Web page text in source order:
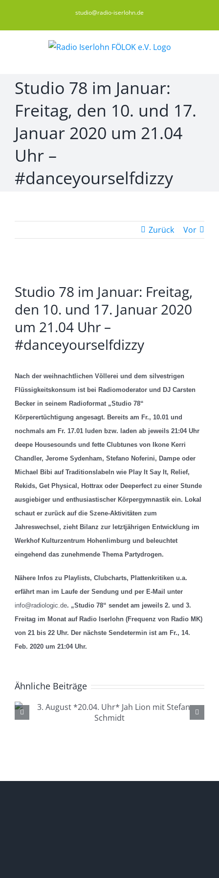
springen
studio@radio-iserlohn.de
Studio 78 im Januar:
Freitag, den 10. und 17.
Januar 2020 um 21.04
Uhr –
#danceyourselfdizzy
Zurück Vor
grösseres
Bild
Studio 78 im Januar: Freitag,
den 10. und 17. Januar 2020
um 21.04 Uhr –
#danceyourselfdizzy
Nach der weihnachtlichen Völlerei und dem silvestrigen
Flüssigkeitskonsum ist bei Radiomoderator und DJ Carsten
Becker in seinem Radioformat „Studio 78“
Körperertüchtigung angesagt. Bereits am Fr., 10.01 und
nochmals am Fr. 17.01 luden bzw. laden ab jeweils 21:04 Uhr
deepe Housesounds und fette Clubtunes von Ikone Kerri
Chandler, Jerome Sydenham, Stefano Noferini, Dampe oder
Michael Bibi auf Traditionslabeln wie Play It Say It, Relief,
Rekids, Get Physical, Hottrax oder Deeperfect zu einer Stunde
ausgiebiger und enthusiastischer Körpergymnastik ein. Lokal
schaut er zurück auf die Szene-Aktivitäten zum
Jahreswechsel, zieht Bilanz zur letztjährigen Entwicklung im
Werkhof Kulturzentrum Hohenlimburg und beleuchtet
eingehend das zunehmende Thema Partydrogen.
Nähere Infos zu Playlists, Clubcharts, Plattenkritiken u.a.
erfährt man im Laufe der Sendung und per E-Mail unter
info@radiologic.de. „Studio 78“ sendet am jeweils 2. und 3.
Freitag im Monat auf Radio Iserlohn (Frequenz von Radio MK)
von 21 bis 22 Uhr. Der nächste Sendetermin ist am Fr., 14.
Feb. 2020 um 21:04 Uhr.
Ähnliche Beiträge
4. August *20.04. Uhr*
Lüdenscheid Live mit Ingo